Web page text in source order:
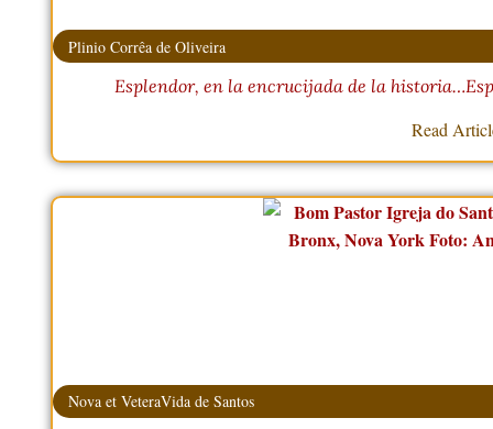
Plinio Corrêa de Oliveira
Esplendor, en la encrucijada de la
Read
Nova et VeteraVida de Santos